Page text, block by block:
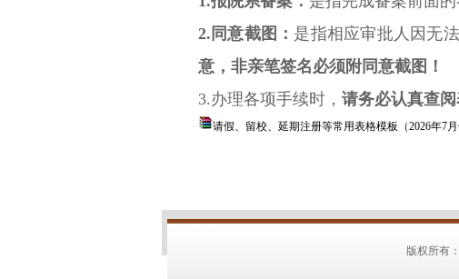
2.同意截图： 是指相应审批人因无
意，非亲笔签名必须附同意截图！
3.办理各项手续时， 请务必认真查
请假、留校、延期注册等常用表格模板（2026年7
版权所有